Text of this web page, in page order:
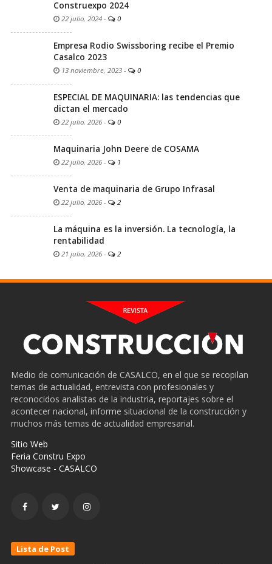
Construexpo 2024
22 julio, 2024 - 0
Empresa Rodio Swissboring recibe el Premio
Casalco 2023
13 noviembre, 2023 - 0
ESPECIAL DE MAQUINARIA: las tendencias que
dictan el mercado
22 julio, 2026 - 0
Maquinaria John Deere de COSAMA
22 julio, 2026 - 1
Venta de maquinaria de Grupo Infrasal
22 julio, 2026 - 2
La máquina es la inversión. La tecnología, la
rentabilidad
21 julio, 2026 - 2
Medio de comunicación de CASALCO, en el que se recopilan
temas de actualidad, entrevista con profesionales y
reconocidos analistas de la industria, reportajes sobre el
acontecer nacional, informe situacional de la construcción y
muchos más temas de actualidad empresarial.
Sitio Web
Feria Constru Expo
Showcase - CASALCO
Lista de Post